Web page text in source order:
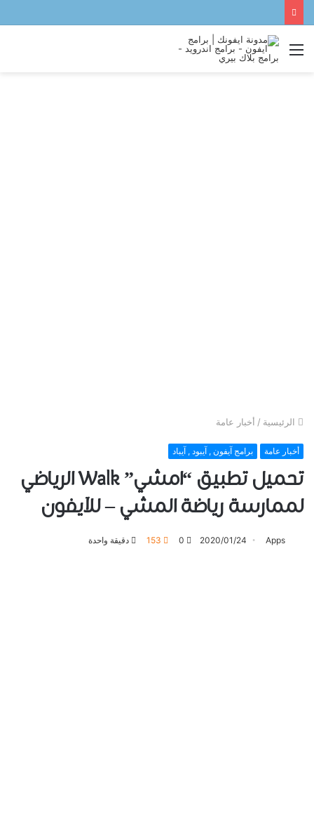
القائمة
الرئيسية / أخبار عامة
أخبار عامة برامج آيفون , آيبود , آيباد
تحميل ﺗﻄﺒﻴﻖ “ﺍﻣﺸﻲ” Walk ﺍﻟﺮﻳﺎﺿﻲ
لممارسة رياضة ﺍﻟﻤﺸﻲ – للآيفون
Apps
2020/01/24
0
153 دقيقة واحدة